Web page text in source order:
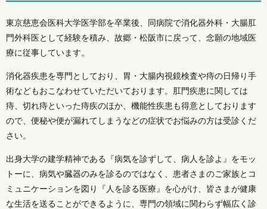
東京慈恵会医科大学医学部を卒業後、同病院で消化器外科・大腸肛
門外科医として経験を積み、故郷・松阪市に戻って、念願の地域医
療に従事しています。
消化器疾患を専門としており、胃・大腸内視鏡検査や痔の日帰り手
術などもおこなわせていただいております。肛門疾患に関しては
痔、切れ痔といった痔疾のほか、機能性疾患も得意としております
ので、便秘や便が漏れてしまうなどの症状でお悩みの方は受診くだ
さい。
出身大学の建学精神である『病気を診ずして、病人を診よ』をモッ
トーに、病気や臓器のみを診るのではなく、患者さまのご家族とコ
ミュニケーションを図り『人を診る医療』を心がけ、皆さまが健康
な生活を送ることができるように、専門の領域に関わらず幅広く診